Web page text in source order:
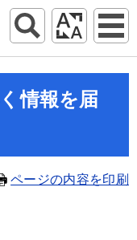
情報を届
ページの内容を印刷